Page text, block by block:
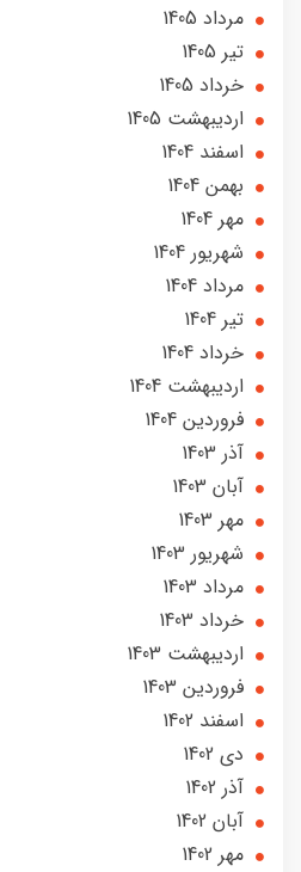
مرداد 1405
تير 1405
خرداد 1405
ارديبهشت 1405
اسفند 1404
بهمن 1404
مهر 1404
شهریور 1404
مرداد 1404
تير 1404
خرداد 1404
ارديبهشت 1404
فروردین 1404
آذر 1403
آبان 1403
مهر 1403
شهریور 1403
مرداد 1403
خرداد 1403
ارديبهشت 1403
فروردین 1403
اسفند 1402
دی 1402
آذر 1402
آبان 1402
مهر 1402